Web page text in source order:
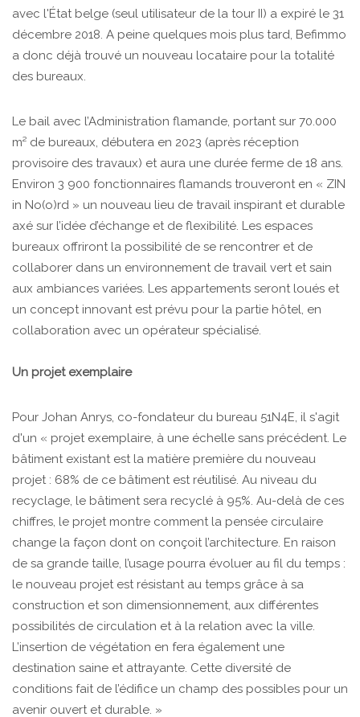
avec l'État belge (seul utilisateur de la tour II) a expiré le 31
décembre 2018. A peine quelques mois plus tard, Befimmo
a donc déjà trouvé un nouveau locataire pour la totalité
des bureaux.
Le bail avec l’Administration flamande, portant sur 70.000
m² de bureaux, débutera en 2023 (après réception
provisoire des travaux) et aura une durée ferme de 18 ans.
Environ 3 900 fonctionnaires flamands trouveront en « ZIN
in No(o)rd » un nouveau lieu de travail inspirant et durable
axé sur l’idée d’échange et de flexibilité. Les espaces
bureaux offriront la possibilité de se rencontrer et de
collaborer dans un environnement de travail vert et sain
aux ambiances variées. Les appartements seront loués et
un concept innovant est prévu pour la partie hôtel, en
collaboration avec un opérateur spécialisé.
Un projet exemplaire
Pour Johan Anrys, co-fondateur du bureau 51N4E, il s'agit
d'un « projet exemplaire, à une échelle sans précédent. Le
bâtiment existant est la matière première du nouveau
projet : 68% de ce bâtiment est réutilisé. Au niveau du
recyclage, le bâtiment sera recyclé à 95%. Au-delà de ces
chiffres, le projet montre comment la pensée circulaire
change la façon dont on conçoit l’architecture. En raison
de sa grande taille, l’usage pourra évoluer au fil du temps :
le nouveau projet est résistant au temps grâce à sa
construction et son dimensionnement, aux différentes
possibilités de circulation et à la relation avec la ville.
L’insertion de végétation en fera également une
destination saine et attrayante. Cette diversité de
conditions fait de l’édifice un champ des possibles pour un
avenir ouvert et durable. »